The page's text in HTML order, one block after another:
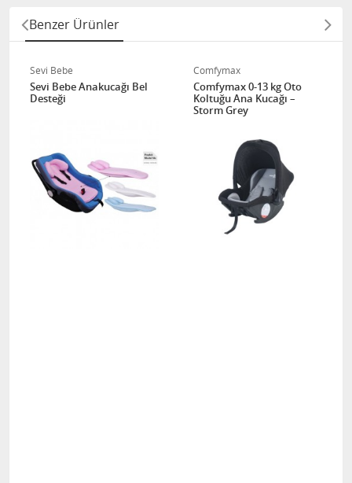
Benzer Ürünler
Sevi Bebe
Sevi Bebe Anakucağı Bel
Desteği
Comfymax
Comfymax 0-13 kg Oto
Koltuğu Ana Kucağı –
Storm Grey